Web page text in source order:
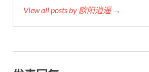
View all posts by 欧阳逍遥 →